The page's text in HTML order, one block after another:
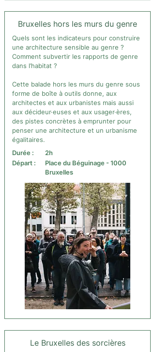
Bruxelles hors les murs du genre
Quels sont les indicateurs pour construire
une architecture sensible au genre ?
Comment subvertir les rapports de genre
dans l’habitat ?
Cette balade hors les murs du genre sous
forme de boîte à outils donne, aux
architectes et aux urbanistes mais aussi
aux décideur·euses et aux usager·ères,
des pistes concrètes à emprunter pour
penser une architecture et un urbanisme
égalitaires.
Durée :
Départ :
2h
Place du Béguinage - 1000
Bruxelles
Le Bruxelles des sorcières